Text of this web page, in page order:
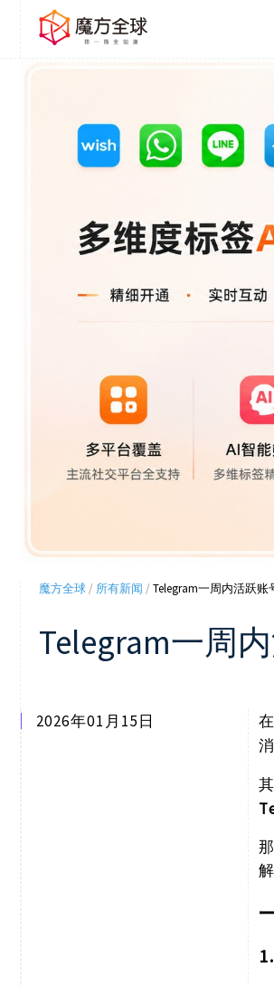
魔方全球 / 所有新闻 /Telegram一周内活跃
Telegram一周
2026年01月15日